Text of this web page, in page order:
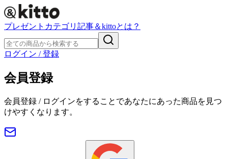
プレゼント カテゴリ 記事＆kittoとは？
ログイン / 登録
会員登録
会員登録 / ログインをすることであなたにあった商品を見つ
けやすくなります。